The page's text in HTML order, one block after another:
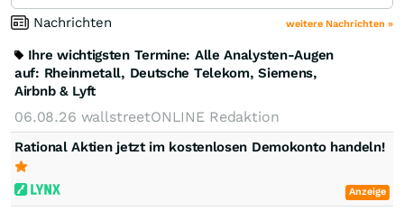
Nachrichten weitere Nachrichten »
Ihre wichtigsten Termine: Alle Analysten-Augen
auf: Rheinmetall, Deutsche Telekom, Siemens,
Airbnb & Lyft
06.08.26 wallstreetONLINE Redaktion
Rational Aktien jetzt im kostenlosen Demokonto handeln!
Anzeige